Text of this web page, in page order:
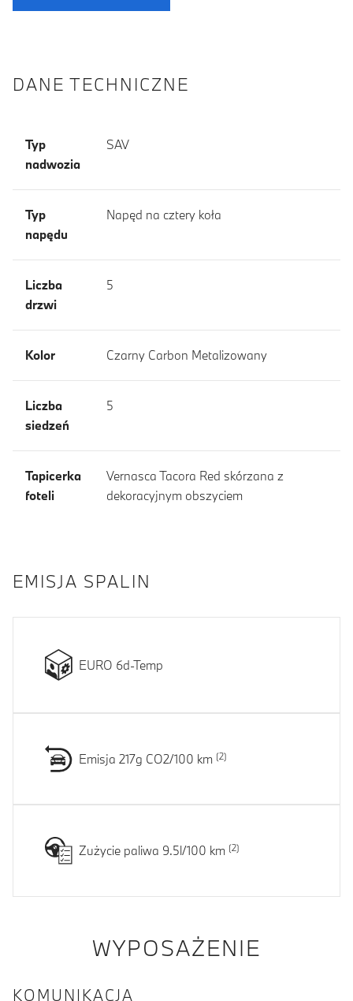
DANE TECHNICZNE
Typ
nadwozia
SAV
Typ
napędu
Napęd na cztery koła
Liczba
drzwi
5
Kolor Czarny Carbon Metalizowany
Liczba
siedzeń
5
Tapicerka
foteli
Vernasca Tacora Red skórzana z
dekoracyjnym obszyciem
EMISJA SPALIN
EURO 6d-Temp
Emisja 217g CO2/100 km
Zużycie paliwa 9.5l/100 km
WYPOSAŻENIE
KOMUNIKACJA